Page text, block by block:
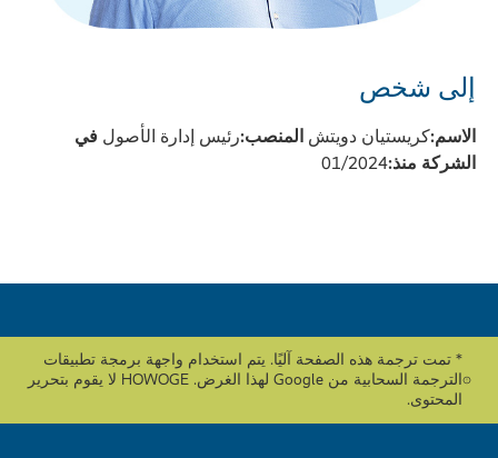
إلى شخص
الاسم:كريستيان دويتش المنصب:رئيس إدارة الأصول في
الشركة منذ:01/2024
* تمت ترجمة هذه الصفحة آليًا. يتم استخدام واجهة برمجة تطبيقات
الترجمة السحابية من Google لهذا الغرض. HOWOGE لا يقوم بتحرير
المحتوى.